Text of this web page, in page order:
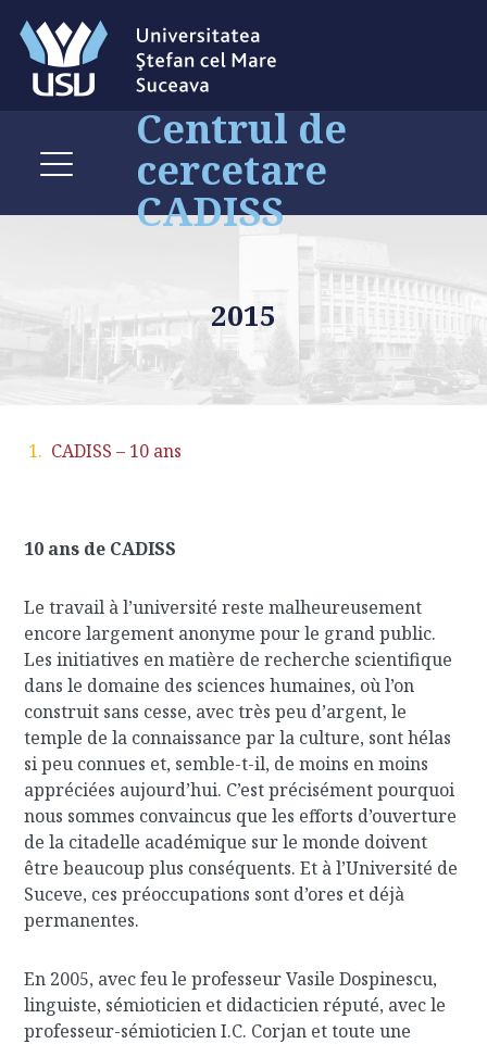
Centrul de
cercetare
CADISS
2015
CADISS – 10 ans
10 ans de CADISS
Le travail à l’université reste malheureusement
encore largement anonyme pour le grand public.
Les initiatives en matière de recherche scientifique
dans le domaine des sciences humaines, où l’on
construit sans cesse, avec très peu d’argent, le
temple de la connaissance par la culture, sont hélas
si peu connues et, semble-t-il, de moins en moins
appréciées aujourd’hui. C’est précisément pourquoi
nous sommes convaincus que les efforts d’ouverture
de la citadelle académique sur le monde doivent
être beaucoup plus conséquents. Et à l’Université de
Suceve, ces préoccupations sont d’ores et déjà
permanentes.
En 2005, avec feu le professeur Vasile Dospinescu,
linguiste, sémioticien et didacticien réputé, avec le
professeur-sémioticien I.C. Corjan et toute une